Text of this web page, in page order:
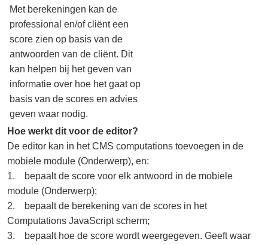
Met berekeningen kan de
professional en/of cliënt een
score zien op basis van de
antwoorden van de cliënt. Dit
kan helpen bij het geven van
informatie over hoe het gaat op
basis van de scores en advies
geven waar nodig.
Hoe werkt dit voor de editor?
De editor kan in het CMS computations toevoegen in de
mobiele module (Onderwerp), en:
1. bepaalt de score voor elk antwoord in de mobiele
module (Onderwerp);
2. bepaalt de berekening van de scores in het
Computations JavaScript scherm;
3. bepaalt hoe de score wordt weergegeven. Geeft waar